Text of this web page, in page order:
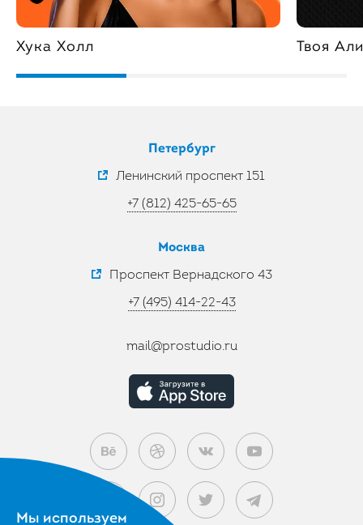
Мы используем
Хука Холл Твоя
Петербург
Ленинский проспект 151
+7 (812) 425-65-65
Москва
Проспект Вернадского 43
+7 (495) 414-22-43
mail@prostudio.ru